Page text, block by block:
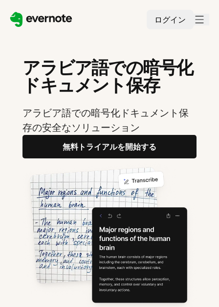
ログイン
アラビア語での暗号化
ドキュメント保存
アラビア語での暗号化ドキュメント保
存の安全なソリューション
無料トライアルを開始する